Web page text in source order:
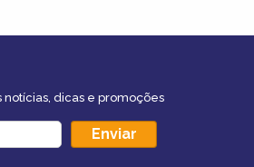
notícias, dicas e promoções